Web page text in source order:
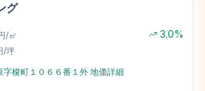
グ
/㎡ 3.0%
/坪
字榎町１０６６番１外 地価詳細